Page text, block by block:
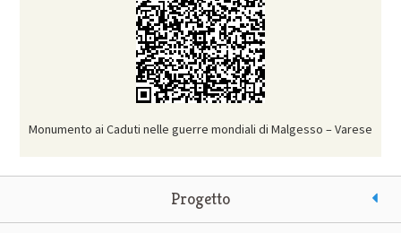
Monumento ai Caduti nelle guerre mondiali di Malgesso – Varese
Progetto